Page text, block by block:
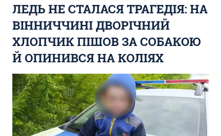
ЛЕДЬ НЕ СТАЛАСЯ ТРАГЕДІЯ: НА
ВІННИЧЧИНІ ДВОРІЧНИЙ
ХЛОПЧИК ПІШОВ ЗА СОБАКОЮ
Й ОПИНИВСЯ НА КОЛІЯХ